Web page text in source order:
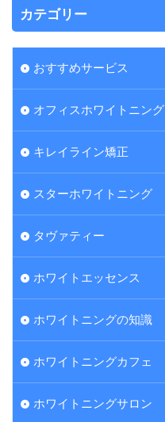
カテゴリー
おすすめサービス
オフィスホワイトニング
キレイライン矯正
スターホワイトニング
タヴァティー
ホワイトエッセンス
ホワイトニングの知識
ホワイトニングカフェ
ホワイトニングサロン